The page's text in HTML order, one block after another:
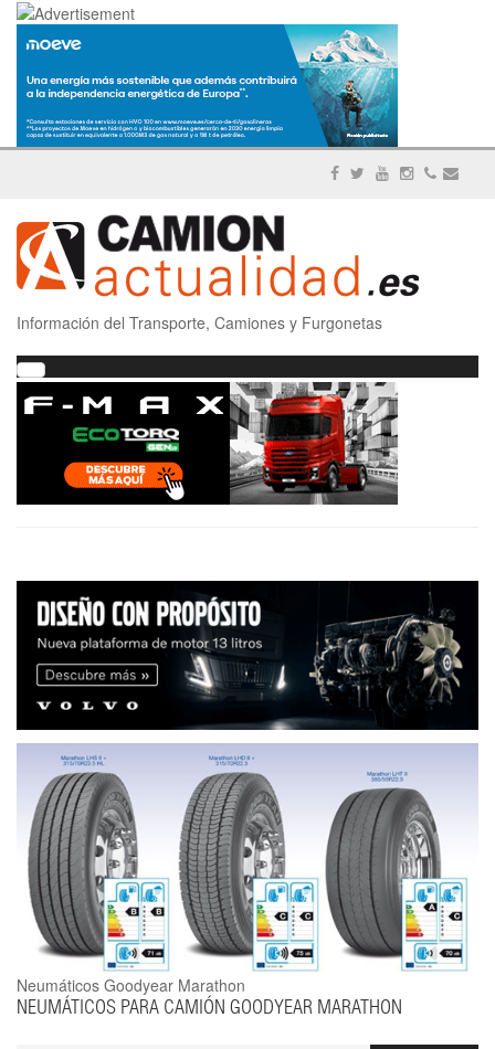
Información del Transporte, Camiones y Furgonetas
Neumáticos Goodyear Marathon
NEUMÁTICOS PARA CAMIÓN GOODYEAR MARATHON